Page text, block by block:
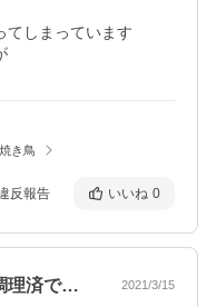
てしまっています
き鳥
反報告 いいね 0
離れて住む父に贈りました。調理済で温め… 2021/3/15